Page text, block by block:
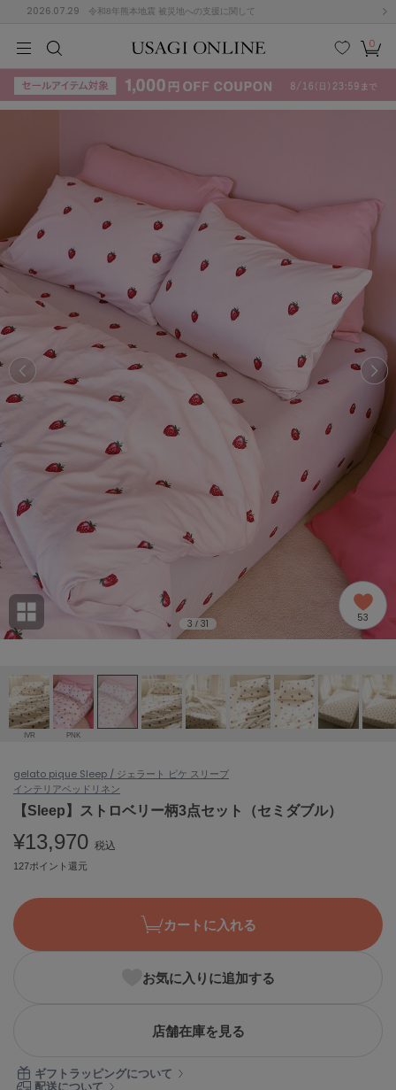
2026.07.29 令和8年熊本地震 被災地への支援に関して
検索
お気
に入
カー
ト
0
KIDSBABYBEAUTYLIFE STYLE
(715)
ス/ドレス (1179)
(570)
ームウェア (535)
(121)
(2005)
リー (664)
ョン雑貨 (865)
/ランジェリー (127)
ェア (121)
(124)
KIDSBABYBEAUTYLIFE STYLE
F
K L M N
P
W
その
他
ACYM
アシーム
アディダス
adidas by Stella McCartney
アディダス バイ ステラマッカートニー
ALLISON BROWN
アリソンブラウン
アマブロ
Ame no chi Hare
アメノチハレ
アモマ
ánuans
アニュアンス
アンヌーク
ASICS
バレリット
BANDOLIER
3 / 31 53
IVR PNK
gelato pique Sleep / ジェラート ピケ スリープ
インテリアベッドリネン
【Sleep】ストロベリー柄3点セット（セミダブル）
¥13,970 税込
127ポイント還元
カートに入れる
お気に入りに追加する
店舗在庫を見る
ギフトラッピングについて
配送について